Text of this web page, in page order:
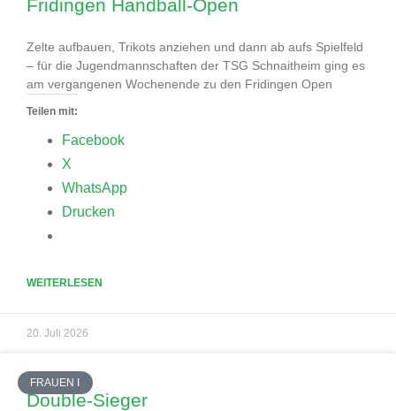
Fridingen Handball-Open
Zelte aufbauen, Trikots anziehen und dann ab aufs Spielfeld
– für die Jugendmannschaften der TSG Schnaitheim ging es
am vergangenen Wochenende zu den Fridingen Open
Teilen mit:
Facebook
X
WhatsApp
Drucken
WEITERLESEN
20. Juli 2026
FRAUEN I
Double-Sieger